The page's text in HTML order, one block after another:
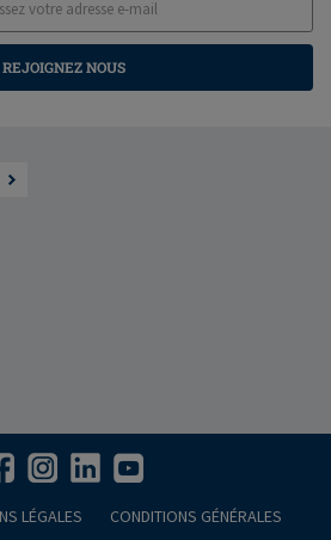
REJOIGNEZ NOUS
LÉGALES
CONDITIONS GÉNÉRALES